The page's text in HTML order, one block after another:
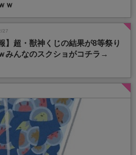
ｗ
27
】超・獣神くじの結果が8等祭り
みんなのスクショがコチラ→